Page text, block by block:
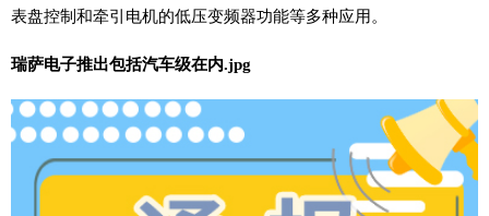
表盘控制和牵引电机的低压变频器功能等多种应用。
瑞萨电子推出包括汽车级在内.jpg